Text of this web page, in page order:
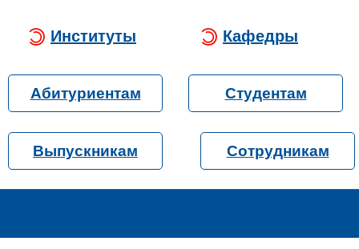
Институты Кафедры
Абитуриентам Студентам
Выпускникам Сотрудникам